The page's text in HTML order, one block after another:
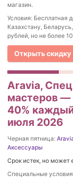
магазин.
Условия: Бесплатная
Казахстану,
рублей, но не более 10
Открыть скидку
Aravia,
мастеров —
40%
июля 2026
Черная пятница:
Аксессуары
Срок истек, но может
Специальные